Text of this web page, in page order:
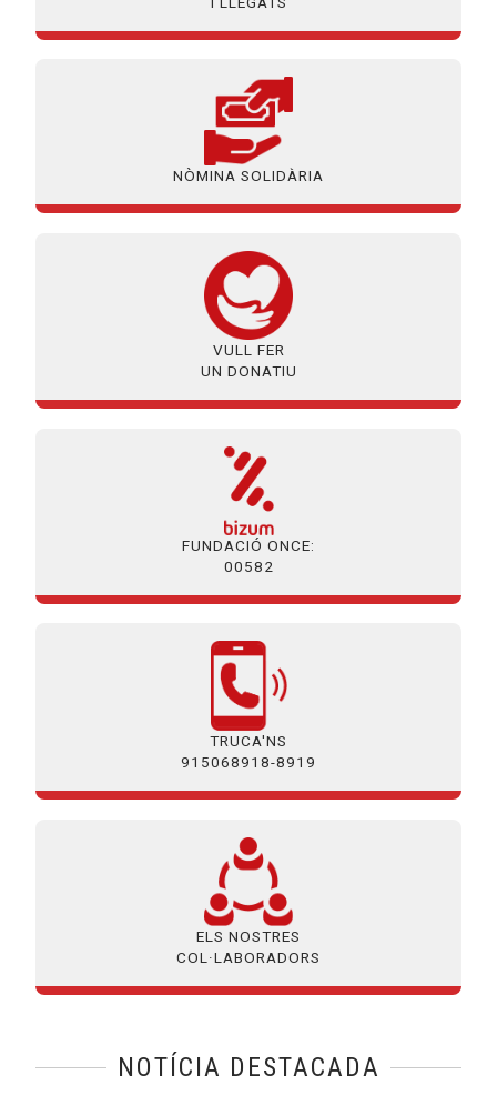
NÒMINA SOLIDÀRIA
VULL FER
UN DONATIU
FUNDACIÓ ONCE:
00582
TRUCA'NS
915068918-8919
ELS NOSTRES
COL·LABORADORS
NOTÍCIA DESTACADA